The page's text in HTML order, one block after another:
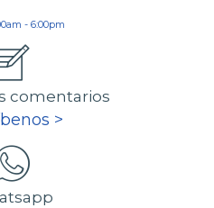
- 6:00pm
comentarios
>